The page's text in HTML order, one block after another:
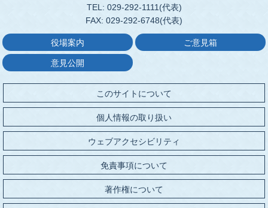
TEL: 029-292-1111(代表)
FAX: 029-292-6748(代表)
役場案内 ご意見箱
意見公開
このサイトについて
個人情報の取り扱い
ウェブアクセシビリティ
免責事項について
著作権について